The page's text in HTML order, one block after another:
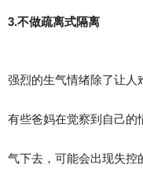
3.不做疏离式隔离
强烈的生气情绪除了让人
有些爸妈在觉察到自己的
气下去，可能会出现失控